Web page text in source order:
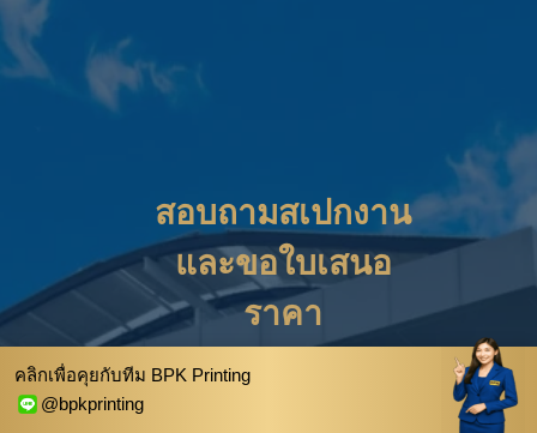
สอบถามสเปกงาน
และขอใบเสนอ
ราคา
ชื่อ–นามสกุล (Name)
คลิกเพื่อคุยกับทีม BPK Printing
@bpkprinting